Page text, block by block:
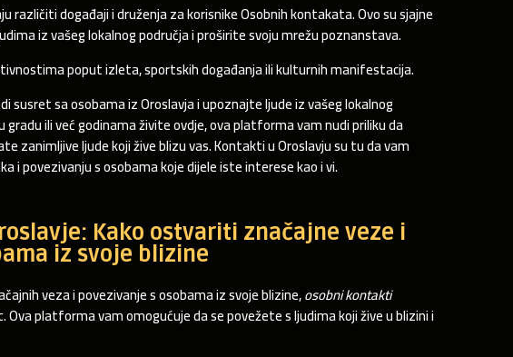
različiti događaji i druženja za korisnike Osobnih kontakata. Ovo su sjajne
iz vašeg lokalnog područja i proširite svoju mrežu poznanstava.
poput izleta, sportskih događanja ili kulturnih manifestacija.
susret sa osobama iz Oroslavja i upoznajte ljude iz vašeg lokalnog
gradu ili već godinama živite ovdje, ova platforma vam nudi priliku da
zanimljive ljude koji žive blizu vas. Kontakti u Oroslavju su tu da vam
i povezivanju s osobama koje dijele iste interese kao i vi.
Kako ostvariti značajne veze i
iz svoje blizine
veza i povezivanje s osobama iz svoje blizine,osobni kontakti
platforma vam omogućuje da se povežete s ljudima koji žive u blizini i